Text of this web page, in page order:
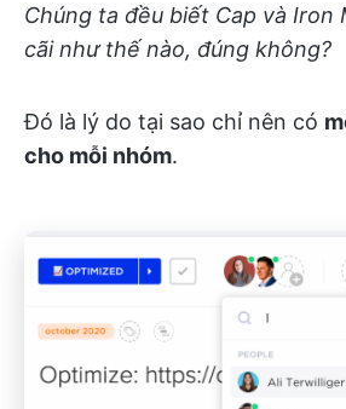
Chúng ta đều biết Cap và Iron
cãi như thế nào, đúng không?
Đó là lý do tại sao chỉ nên có
cho mỗi nhóm.